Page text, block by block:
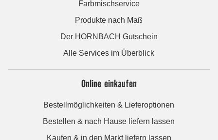
Farbmischservice
Produkte nach Maß
Der HORNBACH Gutschein
Alle Services im Überblick
Online einkaufen
Bestellmöglichkeiten & Lieferoptionen
Bestellen & nach Hause liefern lassen
Kaufen & in den Markt liefern lassen